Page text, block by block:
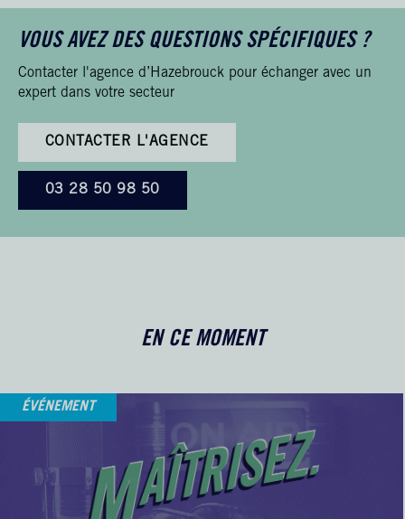
VOUS AVEZ DES QUESTIONS SPÉCIFIQUES ?
Contacter l'agence d’Hazebrouck pour échanger avec un
expert dans votre secteur
CONTACTER L'AGENCE
03 28 50 98 50
EN CE MOMENT
ÉVÉNEMENT